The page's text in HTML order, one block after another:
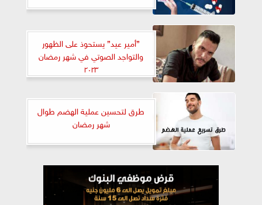
”أمير عيد” يستحوذ على الظهور
والتواجد الصوتي في شهر رمضان
٢٠٢٣
طرق لتحسين عملية الهضم طوال
شهر رمضان